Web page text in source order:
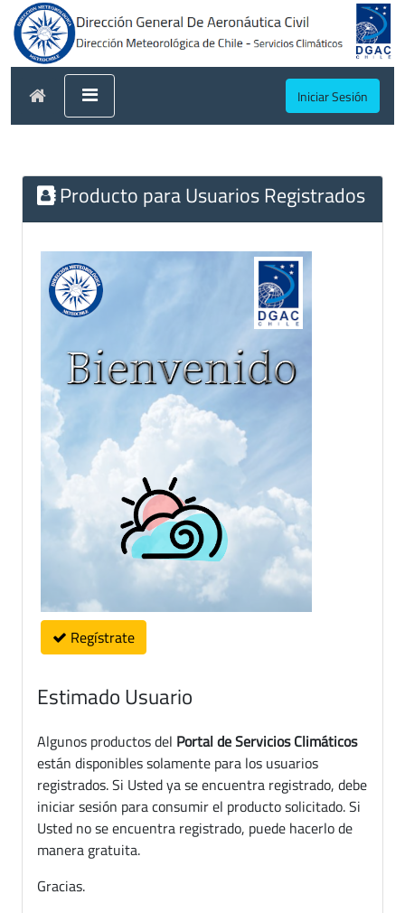
Iniciar Sesión
Producto para Usuarios Registrados
Regístrate
Estimado Usuario
Algunos productos del Portal de Servicios Climáticos
están disponibles solamente para los usuarios
registrados. Si Usted ya se encuentra registrado, debe
iniciar sesión para consumir el producto solicitado. Si
Usted no se encuentra registrado, puede hacerlo de
manera gratuita.
Gracias.